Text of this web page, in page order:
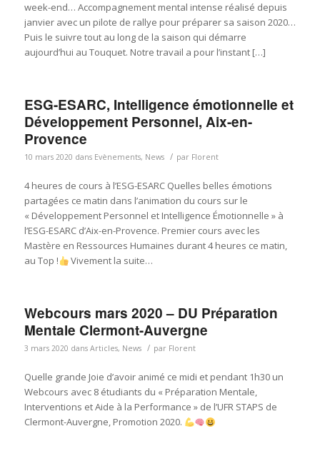
week-end… Accompagnement mental intense réalisé depuis
janvier avec un pilote de rallye pour préparer sa saison 2020…
Puis le suivre tout au long de la saison qui démarre
aujourd’hui au Touquet. Notre travail a pour l’instant […]
ESG-ESARC, Intelligence émotionnelle et
Développement Personnel, Aix-en-
Provence
10 mars 2020 dans Evènements, News / par Florent
4 heures de cours à l’ESG-ESARC Quelles belles émotions
partagées ce matin dans l’animation du cours sur le
« Développement Personnel et Intelligence Émotionnelle » à
l’ESG-ESARC d’Aix-en-Provence. Premier cours avec les
Mastère en Ressources Humaines durant 4 heures ce matin,
au Top !
Vivement la suite…
Webcours mars 2020 – DU Préparation
Mentale Clermont-Auvergne
3 mars 2020 dans Articles, News / par Florent
Quelle grande Joie d’avoir animé ce midi et pendant 1h30 un
Webcours avec 8 étudiants du « Préparation Mentale,
Interventions et Aide à la Performance » de l’UFR STAPS de
Clermont-Auvergne, Promotion 2020.